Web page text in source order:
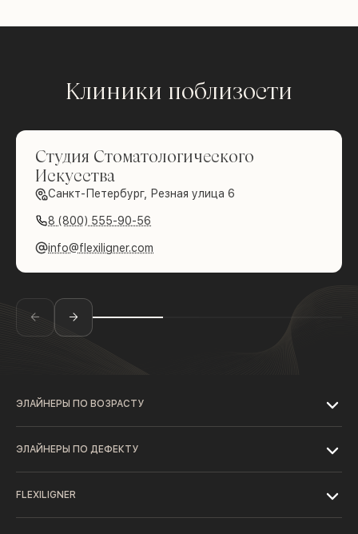
Клиники поблизости
Студия Стоматологического
Искусства
Санкт-Петербург, Резная улица 6
8 (800) 555-90-56
info@flexiligner.com
ЭЛАЙНЕРЫ ПО ВОЗРАСТУ
ЭЛАЙНЕРЫ ПО ДЕФЕКТУ
FLEXILIGNER